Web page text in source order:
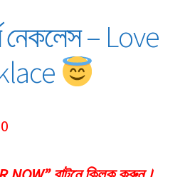
নেকলেস – Love
Current